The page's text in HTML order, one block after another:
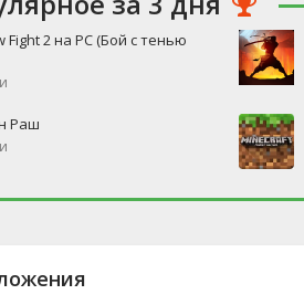
Fight 2 на PC (Бой с тенью
Раш